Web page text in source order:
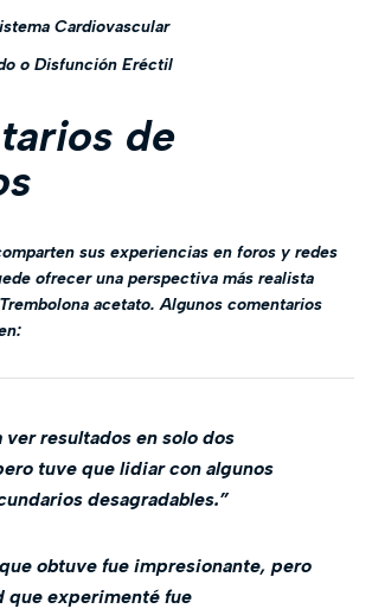
Cardiovascular
o Disfunción Eréctil
de
sus experiencias en foros y redes
ofrecer una perspectiva más realista
acetato. Algunos comentarios
ver resultados en solo dos
tuve que lidiar con algunos
desagradables.”
obtuve fue impresionante, pero
que experimenté fue